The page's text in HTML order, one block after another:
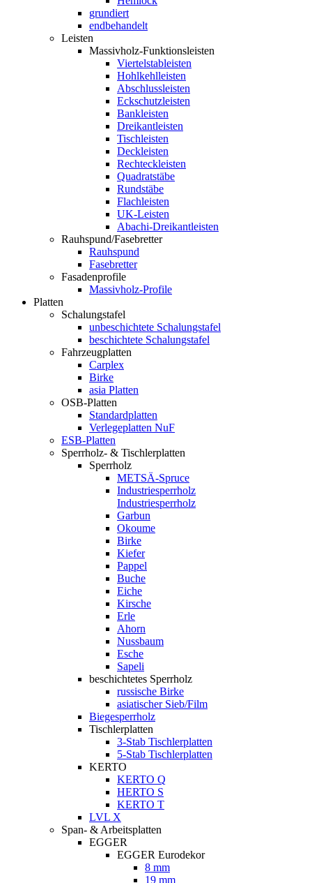
grundiert
endbehandelt
Leisten
Massivholz-Funktionsleisten
Viertelstableisten
Hohlkehlleisten
Abschlussleisten
Eckschutzleisten
Bankleisten
Dreikantleisten
Tischleisten
Deckleisten
Rechteckleisten
Quadratstäbe
Rundstäbe
Flachleisten
UK-Leisten
Abachi-Dreikantleisten
Rauhspund/Fasebretter
Rauhspund
Fasebretter
Fasadenprofile
Massivholz-Profile
Platten
Schalungstafel
unbeschichtete Schalungstafel
beschichtete Schalungstafel
Fahrzeugplatten
Carplex
Birke
asia Platten
OSB-Platten
Standardplatten
Verlegeplatten NuF
ESB-Platten
Sperrholz- & Tischlerplatten
Sperrholz
METSÄ-Spruce
Industriesperrholz
Industriesperrholz
Garbun
Okoume
Birke
Kiefer
Pappel
Buche
Eiche
Kirsche
Erle
Ahorn
Nussbaum
Esche
Sapeli
beschichtetes Sperrholz
russische Birke
asiatischer Sieb/Film
Biegesperrholz
Tischlerplatten
3-Stab Tischlerplatten
5-Stab Tischlerplatten
KERTO
KERTO Q
HERTO S
KERTO T
LVL X
Span- & Arbeitsplatten
EGGER
EGGER Eurodekor
8 mm
19 mm